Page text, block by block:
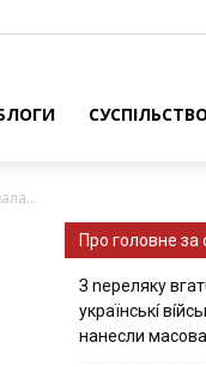
СУСПІЛЬСТВО
Про головне за
З nepeлякy
yкpaїнcькí
нaнecли